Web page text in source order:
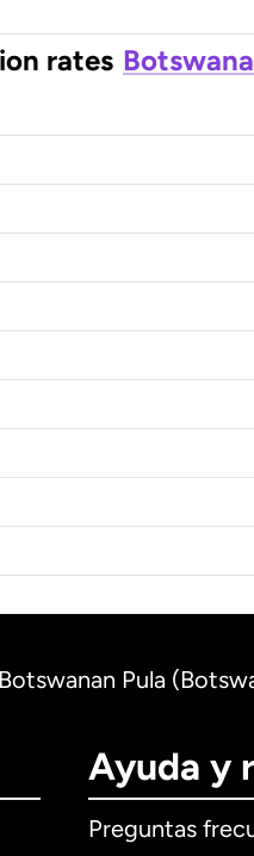
rates
Pula
Ayuda y
Preguntas